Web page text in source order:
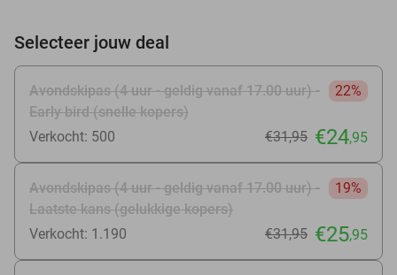
Selecteer jouw deal
Avondskipas (4 uur - geldig vanaf 17.00 uur) -
Early bird (snelle kopers)
22%
Verkocht: 500 €31,95 €24,95
Avondskipas (4 uur - geldig vanaf 17.00 uur) -
Laatste kans (gelukkige kopers)
19%
Verkocht: 1.190 €31,95 €25,95